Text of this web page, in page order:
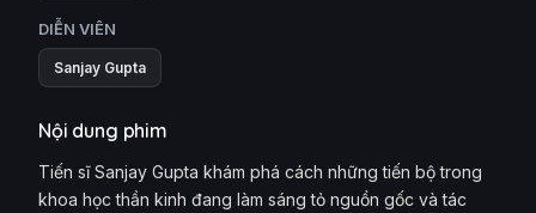
DIỄN VIÊN
Sanjay Gupta
Nội dung phim
Tiến sĩ Sanjay Gupta khám phá cách những tiến bộ trong
khoa học thần kinh đang làm sáng tỏ nguồn gốc và tác